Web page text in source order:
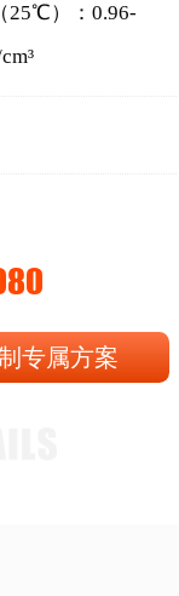
25℃）：0.96-
专属方案